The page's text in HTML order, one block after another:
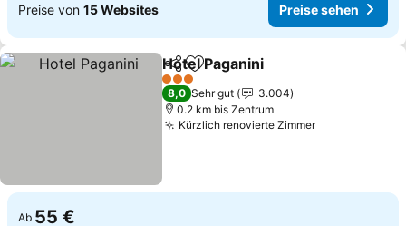
Preise von 15 Websites Preise sehen
TeilenZu Favoriten hinzufügen
Hotel Paganini
3 Sterne
8,0 Sehr gut
3.004
0.2 km bis Zentrum
Kürzlich renovierte ZimmerPreise sehen
Ab 55 €